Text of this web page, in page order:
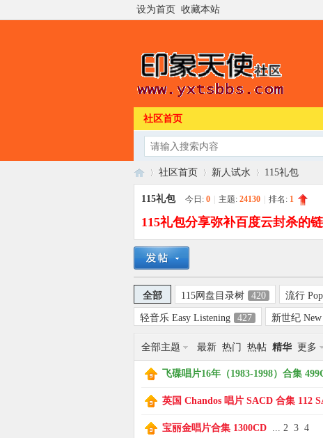
设为首页 收藏本站
社区首页
社区首页 新人试水 115礼包
115礼包 今日: 0 主题: 24130 排名: 1
115礼包分享弥补百度云封杀的
全部 115网盘目录树 420 流行 Pop
轻音乐 Easy Listening 427 新世纪 New
全部主题 最新 热门 热帖 精华 更多
飞碟唱片16年（1983-1998）合集
英国 Chandos 唱片 SACD 合集 112
宝丽金唱片合集 1300CD ... 2 3 4